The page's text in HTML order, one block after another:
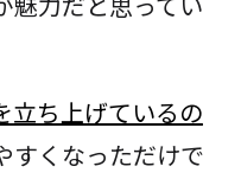
ち上げているの
すくなっただけで